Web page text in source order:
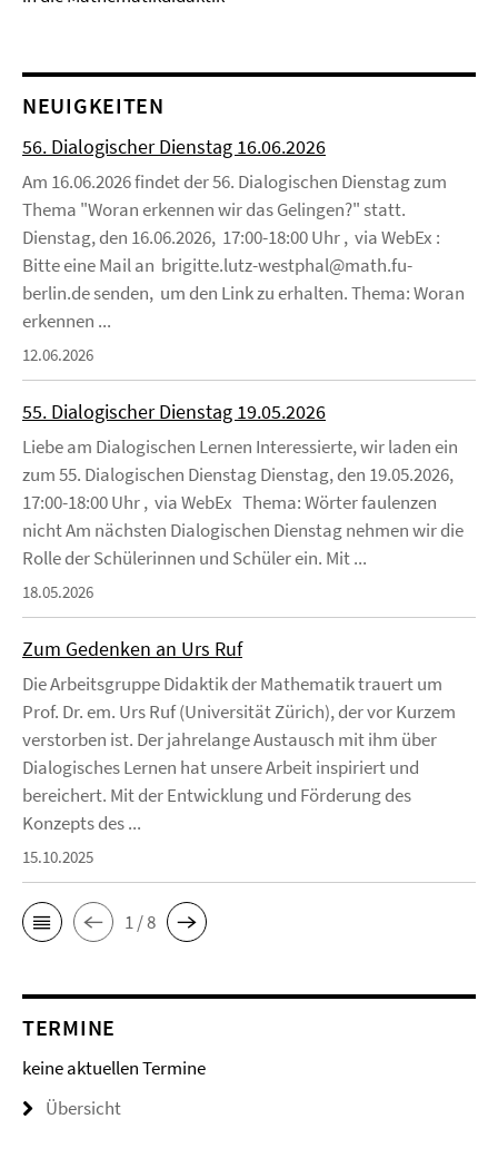
NEUIGKEITEN
56. Dialogischer Dienstag 16.06.2026
Am 16.06.2026 findet der 56. Dialogischen Dienstag zum
Thema "Woran erkennen wir das Gelingen?" statt.
Dienstag, den 16.06.2026, 17:00-18:00 Uhr , via WebEx :
Bitte eine Mail an brigitte.lutz-westphal@math.fu-
berlin.de senden, um den Link zu erhalten. Thema: Woran
erkennen ...
12.06.2026
55. Dialogischer Dienstag 19.05.2026
Liebe am Dialogischen Lernen Interessierte, wir laden ein
zum 55. Dialogischen Dienstag Dienstag, den 19.05.2026,
17:00-18:00 Uhr , via WebEx Thema: Wörter faulenzen
nicht Am nächsten Dialogischen Dienstag nehmen wir die
Rolle der Schülerinnen und Schüler ein. Mit ...
18.05.2026
Zum Gedenken an Urs Ruf
Die Arbeitsgruppe Didaktik der Mathematik trauert um
Prof. Dr. em. Urs Ruf (Universität Zürich), der vor Kurzem
verstorben ist. Der jahrelange Austausch mit ihm über
Dialogisches Lernen hat unsere Arbeit inspiriert und
bereichert. Mit der Entwicklung und Förderung des
Konzepts des ...
15.10.2025
1 / 8
TERMINE
keine aktuellen Termine
Übersicht